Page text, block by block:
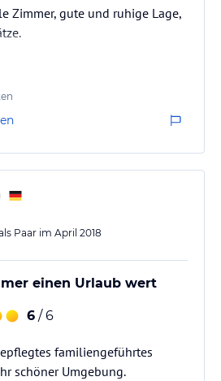
Zimmer, gute und ruhige Lage,
Paar im April 2018
einen Urlaub wert
6 / 6
familiengeführtes
schöner Umgebung.